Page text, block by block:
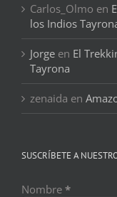
Carlos_Olmo en
los Indios
Jorge en El
Tayrona
zenaida en
SUSCRÍBETE A
Nombre *